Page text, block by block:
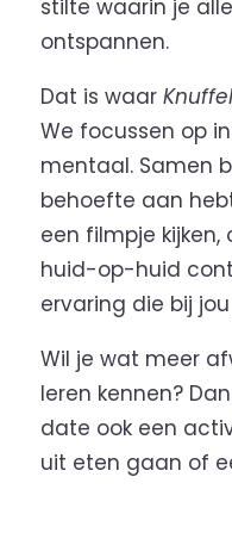
stilte waarin je
ontspannen.
Dat is waar
We focussen op
mentaal. Samen
behoefte aan
een filmpje
huid-op-huid
ervaring die bij
Wil je wat meer
leren kennen?
date ook een
uit eten gaan of